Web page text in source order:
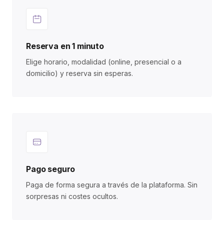
Reserva en 1 minuto
Elige horario, modalidad (online, presencial o a
domicilio) y reserva sin esperas.
Pago seguro
Paga de forma segura a través de la plataforma. Sin
sorpresas ni costes ocultos.